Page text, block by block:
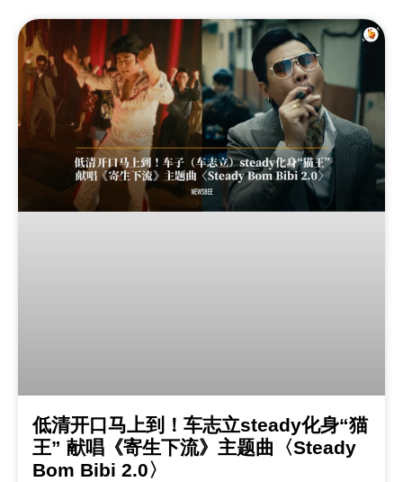
低清开口马上到！车志立steady化身“猫
王” 献唱《寄生下流》主题曲〈Steady
Bom Bibi 2.0〉